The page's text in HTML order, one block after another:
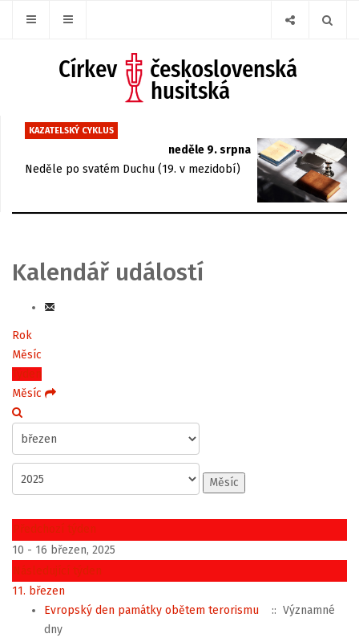
KAZATELSKÝ CYKLUS
neděle 9. srpna
Neděle po svatém Duchu (19. v mezidobí)
Kalendář událostí
Rok
Měsíc
Týden
Měsíc
Měsíc
Předchozí týden
10 - 16 březen, 2025
Následující týden
11. březen
Evropský den památky obětem terorismu
:: Významné
dny